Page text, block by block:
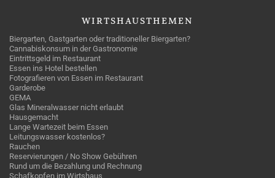
WIRTSHAUSTHEMEN
Biergarten, Gastgarten oder traditioneller Biergarten?
Cannabiskonsum in der Gastronomie
Eintrittsgeld im Restaurant
Essen ins Hotel bestellen
Fotografieren von Essen im Restaurant
Garderobe
GEMA
Glas Mineralwasser nicht erlaubt
Hausgemacht
Lange Wartezeit beim Essen
Leitungswasser kostenlos?
Rauchen
Reservierungen / No Show Gebühren
Rund um die Bezahlung und Rechnung
Schafkopfen im Wirtshaus